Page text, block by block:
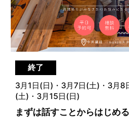
終了
3月1日(日)・3月7日(土)・3月8
(土)・3月15日(日)
まずは話すことからはじめ